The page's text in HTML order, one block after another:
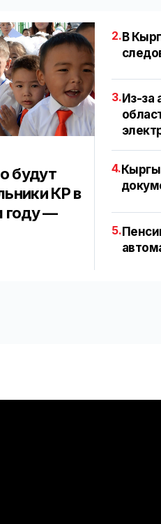
будут
КР в
году —
2.В
3. Из-за
4.
5.